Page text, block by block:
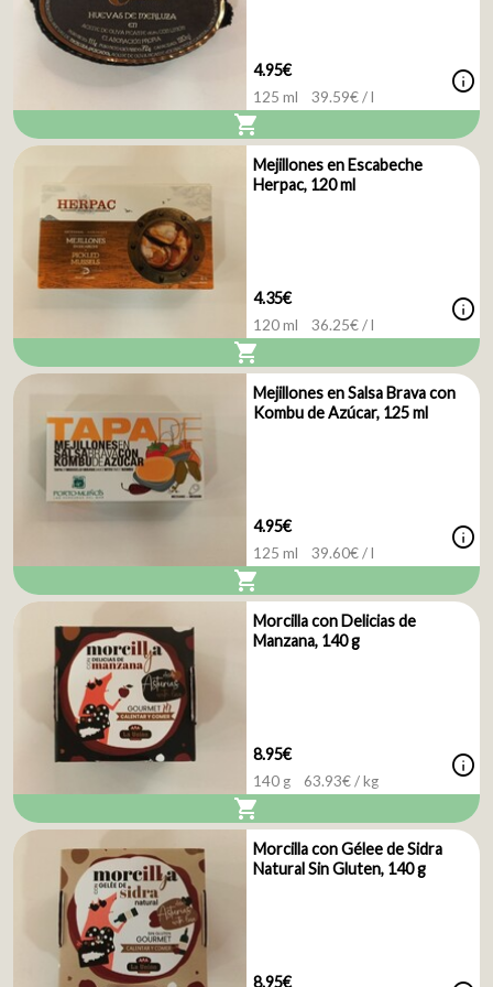
4.95€
125 ml 39.59€ / l info
shopping_cart
Mejillones en Escabeche
Herpac, 120 ml
4.35€
120 ml 36.25€ / l info
shopping_cart
Mejillones en Salsa Brava con
Kombu de Azúcar, 125 ml
4.95€
125 ml 39.60€ / l info
shopping_cart
Morcilla con Delicias de
Manzana, 140 g
8.95€
140 g 63.93€ / kg info
shopping_cart
Morcilla con Gélee de Sidra
Natural Sin Gluten, 140 g
8.95€